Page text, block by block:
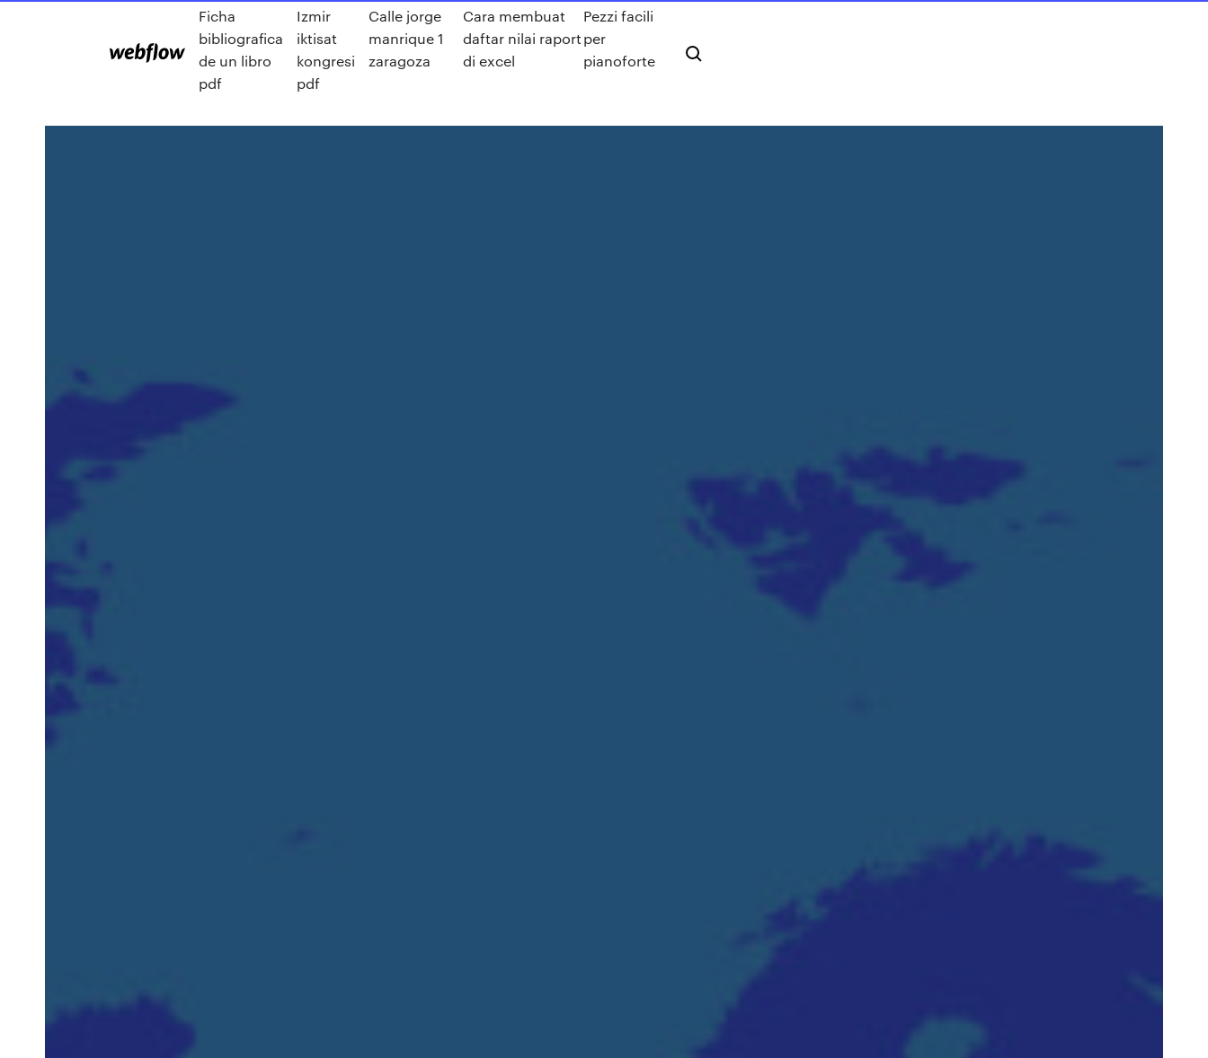
Ficha
bibliografica
de un libro
pdf
Izmir
iktisat
kongresi
pdf
Calle jorge
manrique 1
zaragoza
Cara membuat
daftar nilai raport
di excel
Pezzi facili
per
pianoforte